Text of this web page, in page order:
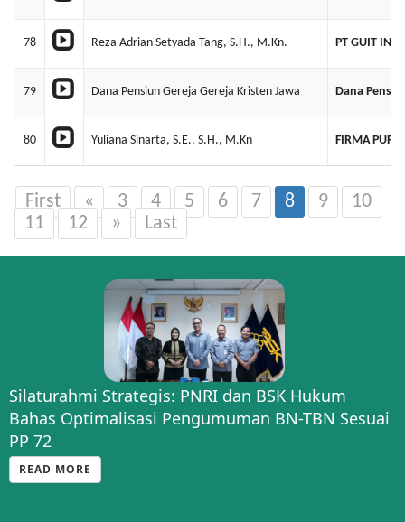
78 Reza Adrian Setyada Tang, S.H., M.Kn. PT GUIT
79 Dana Pensiun Gereja Gereja Kristen Jawa Dana
80 Yuliana Sinarta, S.E., S.H., M.Kn FIRMA
First « 3 4 5 6 7 8 9
10
11
12 » Last
Silaturahmi Strategis: PNRI dan BSK Hukum
Bahas Optimalisasi Pengumuman BN-TBN Sesuai
PP 72
READ MORE